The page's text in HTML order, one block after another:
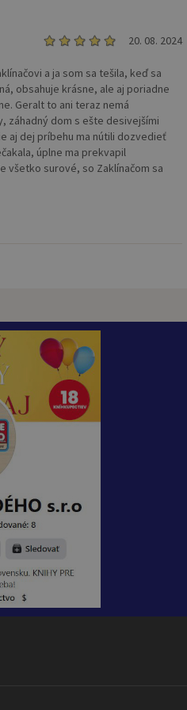
20. 08. 2024
a ja som sa tešila, keď sa
obsahuje krásne, ale aj poriadne
Geralt to ani teraz nemá
záhadný dom s ešte desivejšími
aj dej príbehu ma nútili dozvedieť
úplne ma prekvapil
všetko surové, so Zaklínačom sa